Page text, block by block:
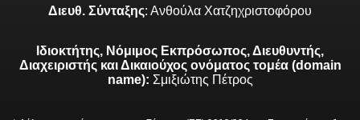
Διευθ. Σύνταξης: Ανθούλα Χατζηχριστοφόρου
Ιδιοκτήτης, Νόμιμος Εκπρόσωπος, Διευθυντής,
Διαχειριστής και Δικαιούχος ονόματος τομέα (domain
name): Σμιξιώτης Πέτρος